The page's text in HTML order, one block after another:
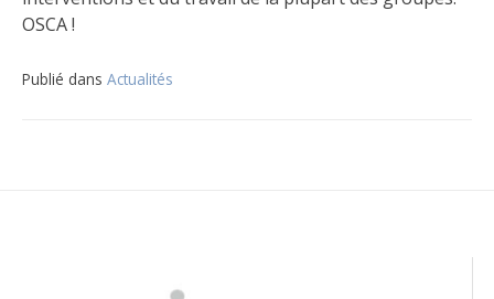
OSCA !
Publié dans Actualités